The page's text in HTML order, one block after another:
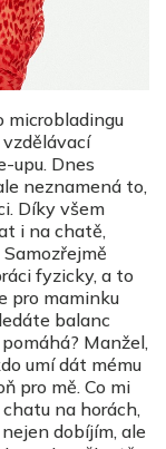
microbladingu
upu. Dnes
neznamená to,
Díky všem
i na chatě,
fyzicky, a to
pro maminku
balanc
Manžel,
umí dát mému
pro mě. Co mi
na horách,
dobíjím, ale